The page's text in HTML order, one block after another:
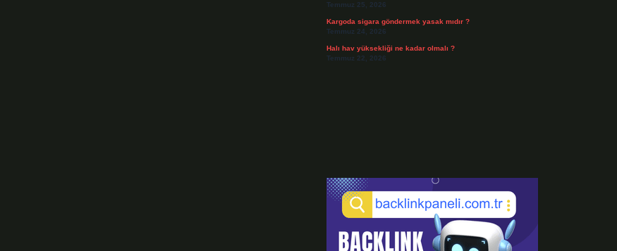
Temmuz 25, 2026
Kargoda sigara göndermek yasak mıdır ?
Temmuz 24, 2026
Halı hav yüksekliği ne kadar olmalı ?
Temmuz 22, 2026